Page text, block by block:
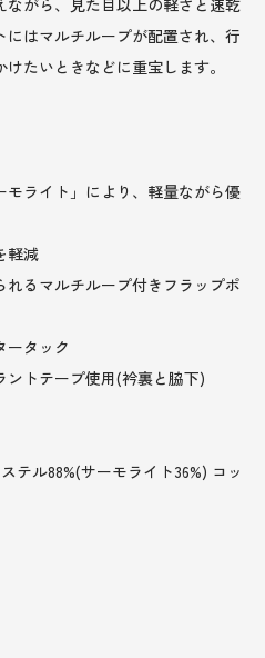
ながら、見た目以上の軽さと速乾
はマルチループが配置され、行
たいときなどに重宝します。
モライト」により、軽量ながら優
軽減
れるマルチループ付きフラップポ
ータック
ントテープ使用(衿裏と脇下)
テル88%(サーモライト36%) コッ